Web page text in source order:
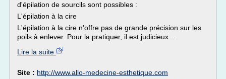
d'épilation de sourcils sont possibles :
L'épilation à la cire
L'épilation à la cire n'offre pas de grande précision sur les
poils à enlever. Pour la pratiquer, il est judicieux...
Lire la suite
Site : http://www.allo-medecine-esthetique.com